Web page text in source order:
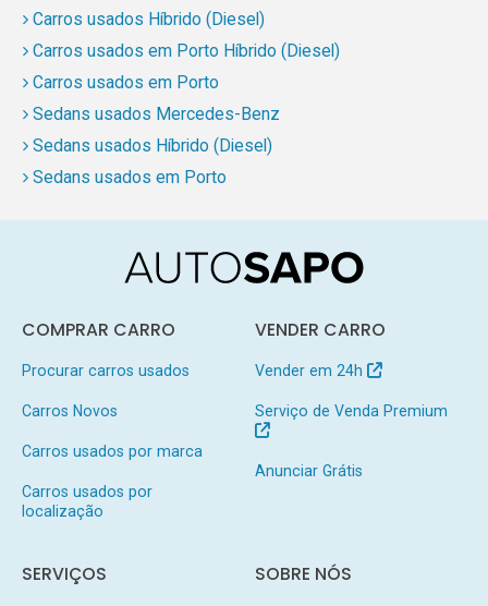
Carros usados Híbrido (Diesel)
Carros usados em Porto Híbrido (Diesel)
Carros usados em Porto
Sedans usados Mercedes-Benz
Sedans usados Híbrido (Diesel)
Sedans usados em Porto
COMPRAR CARRO
Procurar carros usados
Carros Novos
Carros usados por marca
Carros usados por
localização
VENDER CARRO
Vender em 24h
Serviço de Venda Premium
Anunciar Grátis
SERVIÇOS SOBRE NÓS